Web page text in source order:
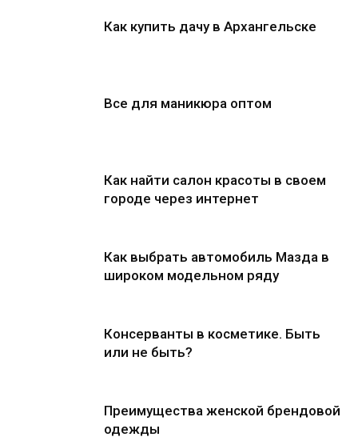
Как купить дачу в Архангельске
Все для маникюра оптом
Как найти салон красоты в своем
городе через интернет
Как выбрать автомобиль Мазда в
широком модельном ряду
Консерванты в косметике. Быть
или не быть?
Преимущества женской брендовой
одежды